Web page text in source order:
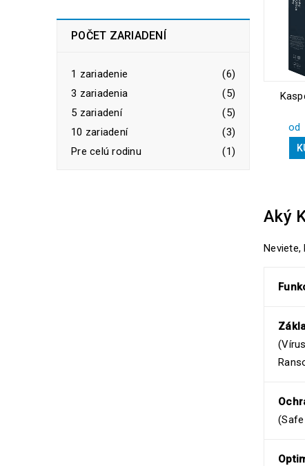
POČET ZARIADENÍ
1 zariadenie
(6)
3 zariadenia
(5)
5 zariadení
(5)
10 zariadení
(3)
Pre celú rodinu
(1)
od
Aký